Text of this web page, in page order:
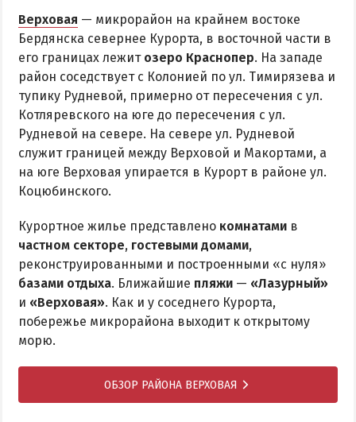
Верховая — микрорайон на крайнем востоке
Бердянска севернее Курорта, в восточной части в
его границах лежит озеро Краснопер. На западе
район соседствует с Колонией по ул. Тимирязева и
тупику Рудневой, примерно от пересечения с ул.
Котляревского на юге до пересечения с ул.
Рудневой на севере. На севере ул. Рудневой
служит границей между Верховой и Макортами, а
на юге Верховая упирается в Курорт в районе ул.
Коцюбинского.
Курортное жилье представлено комнатами в
частном секторе, гостевыми домами,
реконструированными и построенными «с нуля»
базами отдыха. Ближайшие пляжи — «Лазурный»
и «Верховая». Как и у соседнего Курорта,
побережье микрорайона выходит к открытому
морю.
ОБЗОР РАЙОНА ВЕРХОВАЯ